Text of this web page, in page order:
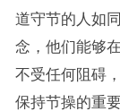
道守节的人如
念，他们能够
不受任何阻碍
保持节操的重要